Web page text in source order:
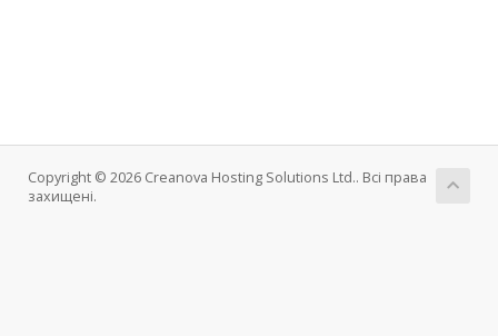
Copyright © 2026 Creanova Hosting Solutions Ltd.. Всі права
захищені.